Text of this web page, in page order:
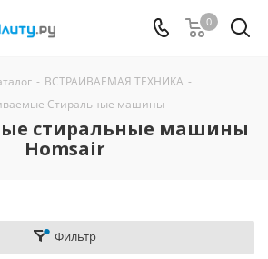
0
- ВСТРАИВАЕМАЯ ТЕХНИКА -
Стиральные машины
стиральные машины
Homsair
Фильтр